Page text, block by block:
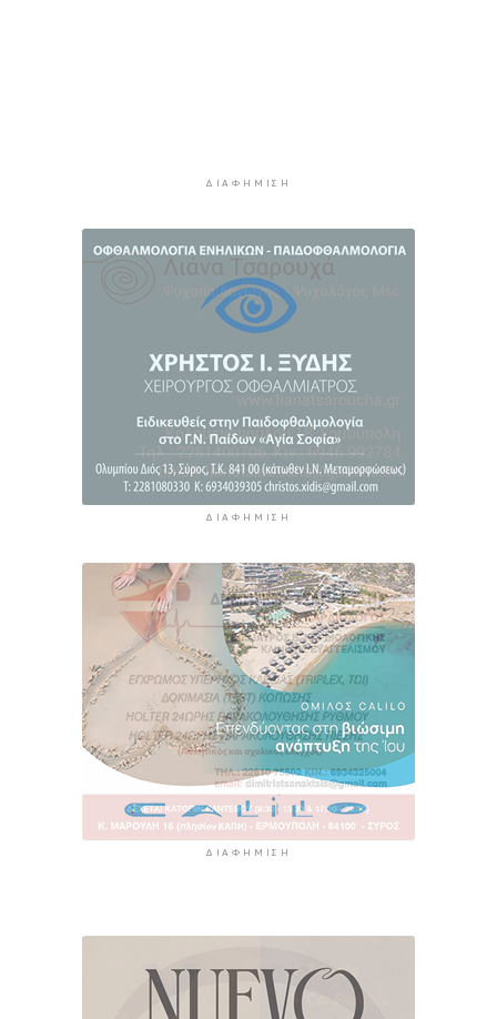
Πυρκαγιές: Τι πρέπει να κάνουν οι ταξιδιώτες
που έχουν προγραμματίσει διακοπές σε
πληγείσες περιοχές
5 ώρες 19 λεπτά πρίν
ΔΙΑΦΉΜΙΣΗ
ΔΙΑΦΉΜΙΣΗ
ΔΙΑΦΉΜΙΣΗ